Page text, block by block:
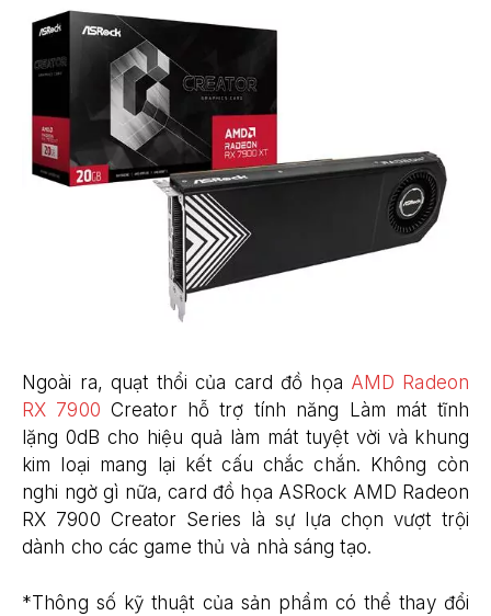
Ngoài ra, quạt thổi của card đồ họa AMD Radeon
RX 7900 Creator hỗ trợ tính năng Làm mát tĩnh
lặng 0dB cho hiệu quả làm mát tuyệt vời và khung
kim loại mang lại kết cấu chắc chắn. Không còn
nghi ngờ gì nữa, card đồ họa ASRock AMD Radeon
RX 7900 Creator Series là sự lựa chọn vượt trội
dành cho các game thủ và nhà sáng tạo.
*Thông số kỹ thuật của sản phẩm có thể thay đổi